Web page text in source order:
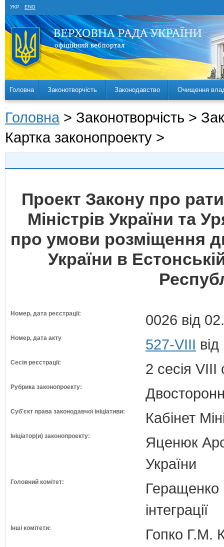
УКР ENG
Головна Законотворчість Законодавство Очищення
Головна > Законотворчість >
Картка законопроекту >
Проект Закону про
Міністрів України та
про умови розміщення
України в
Номер, дата реєстрації: 0026 від
Номер, дата акту 527-VIII
Сесія реєстрації: 2 сесія VIII
Рубрика законопроекту:
Суб'єкт права законодавчої ініціативи: Кабінет
Ініціатор(и) законопроекту:
Яценюк
України
Головний комітет:
Геращенко
інтеграції
Інші комітети:
Гопко Г.М.